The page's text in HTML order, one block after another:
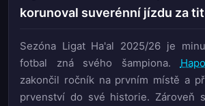
korunoval suverénní jízdu za
Sezóna Ligat Ha'al 2025/26 je
fotbal zná svého šampiona.
zakončil ročník na prvním místě a
prvenství do své historie. Zároveň